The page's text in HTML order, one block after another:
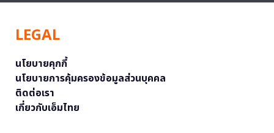
LEGAL
นโยบายคุกกี้
นโยบายการคุ้มครองข้อมูลส่วนบุคคล
ติดต่อเรา
เกี่ยวกับเอ็มไทย